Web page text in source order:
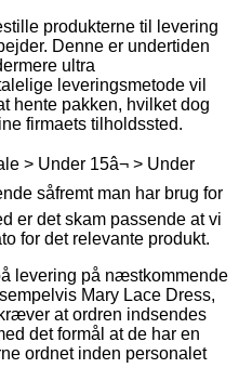
produkterne til levering
Denne er undertiden
ultra
leveringsmetode vil
hente pakken, hvilket dog
firmaets tilholdssted.
> Under 15â¬ > Under
såfremt man har brug for
er det skam passende at vi
for det relevante produkt.
levering på næstkommende
Mary Lace Dress,
at ordren indsendes
det formål at de har en
ordnet inden personalet